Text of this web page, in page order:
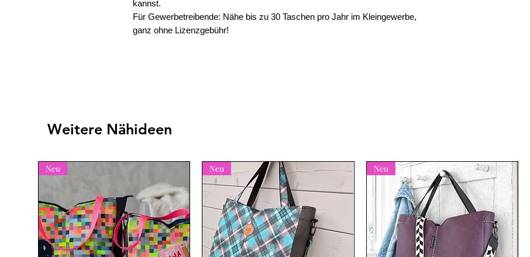
kannst.
Für Gewerbetreibende: Nähe bis zu 30 Taschen pro Jahr im Kleingewerbe,
ganz ohne Lizenzgebühr!
Weitere Nähideen
Neu Neu Neu